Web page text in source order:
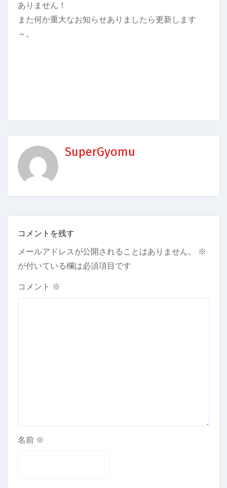
ありません！
また何か重大なお知らせありましたら更新します
～。
SuperGyomu
コメントを残す
メールアドレスが公開されることはありません。
※
が付いている欄は必須項目です
コメント ※
名前 ※